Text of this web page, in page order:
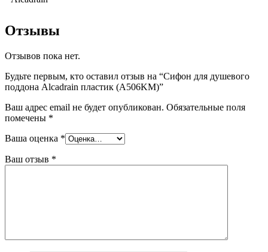
Отзывы
Отзывов пока нет.
Будьте первым, кто оставил отзыв на “Сифон для душевого
поддона Alcadrain пластик (A506KM)”
Ваш адрес email не будет опубликован. Обязательные поля
помечены *
Ваша оценка *
Ваш отзыв *